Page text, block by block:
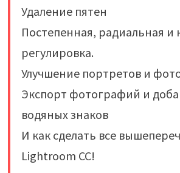
Удаление пятен
Постепенная, радиальная и
регулировка.
Улучшение портретов и
Экспорт фотографий и
водяных знаков
И как сделать все
Lightroom CC!